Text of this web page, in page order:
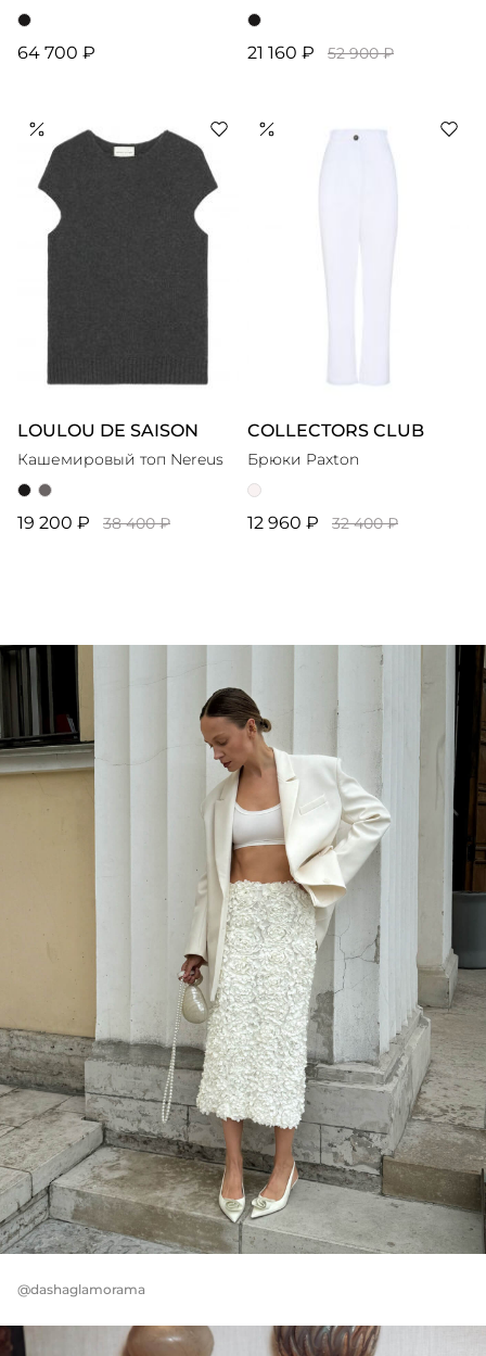
64 700 ₽ 21 160 ₽ 52 900 ₽
LOULOU DE SAISON
Кашемировый топ Nereus
19 200 ₽ 38 400 ₽
COLLECTORS CLUB
Брюки Paxton
12 960 ₽ 32 400 ₽
@dashaglamorama